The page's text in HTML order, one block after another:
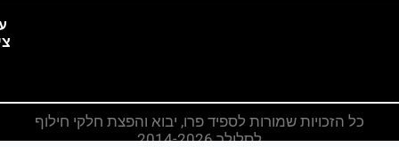
כל הזכויות שמורות לספיד פרו, יבוא והפצת חלקי חילוף
לסלולר 2014-2026